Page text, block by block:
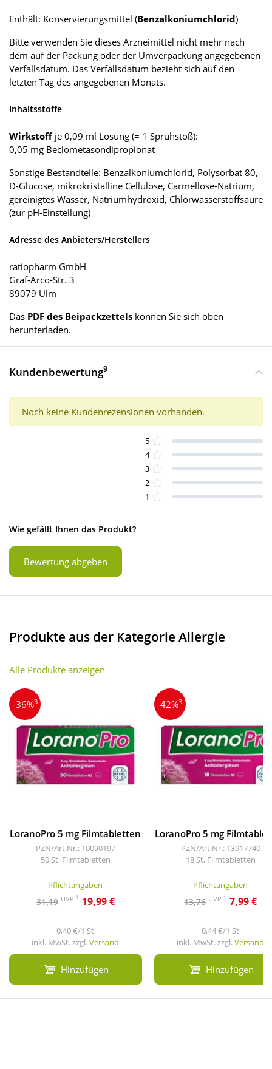
Enthält: Konservierungsmittel (Benzalkoniumchlorid)
Bitte verwenden Sie dieses Arzneimittel nicht mehr nach
dem auf der Packung oder der Umverpackung angegebenen
Verfallsdatum. Das Verfallsdatum bezieht sich auf den
letzten Tag des angegebenen Monats.
Inhaltsstoffe
Wirkstoff je 0,09 ml Lösung (= 1 Sprühstoß):
0,05 mg Beclometasondipropionat
Sonstige Bestandteile: Benzalkoniumchlorid, Polysorbat 80,
D-Glucose, mikrokristalline Cellulose, Carmellose-Natrium,
gereinigtes Wasser, Natriumhydroxid, Chlorwasserstoffsäure
(zur pH-Einstellung)
Adresse des Anbieters/Herstellers
ratiopharm GmbH
Graf-Arco-Str. 3
89079 Ulm
Das PDF des Beipackzettels können Sie sich oben
herunterladen.
Kundenbewertung9
Noch keine Kundenrezensionen vorhanden.
5
4
3
2
1
Wie gefällt Ihnen das Produkt?
Bewertung abgeben
Produkte aus der Kategorie Allergie
Alle Produkte anzeigen
-36%3
LoranoPro 5 mg Filmtabletten
PZN/Art.Nr.: 10090197
50 St, Filmtabletten
Pflichtangaben
31,19 UVP 1 19,99 €
0,40 €/1 St
inkl. MwSt. zzgl.Versand
Hinzufügen
-42%3
LoranoPro 5 mg
PZN/Art.Nr.: 13917740
18 St, Filmtabletten
Pflichtangaben
13,76 UVP 1 7,99 €
0,44 €/1 St
inkl. MwSt. zzgl.Versand
Hinzufügen